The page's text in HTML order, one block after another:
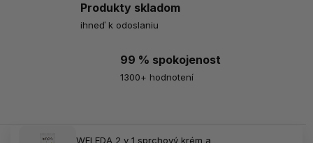
Produkty skladom
ihneď k odoslaniu
99 % spokojenost
1300+ hodnotení
WELEDA 2 v 1 sprchový krém a